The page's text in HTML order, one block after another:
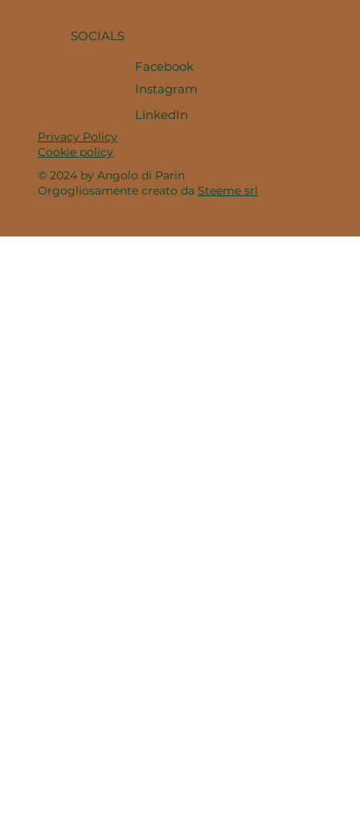
SOCIALS
Facebook
Instagram
LinkedIn
Privacy Policy
Cookie policy
© 2024 by Angolo di Parin
Orgogliosamente creato da Steeme srl